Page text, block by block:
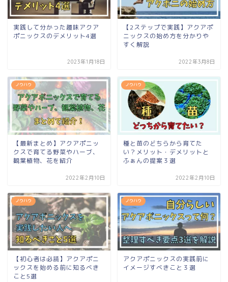
実践して分かった趣味アクア
ポニックスのデメリット4選
2023年1月18日
【2ステップで実践】アクアポ
ニックスの始め方を分かりや
すく解説
2022年3月8日
ノウハウ
【最新まとめ】アクアポニッ
クスで育てる野菜やハーブ、
観葉植物、花を紹介
2022年2月10日
ノウハウ
種と苗のどちらから育てた
い？メリット・デメリットと
ふぁんの提案３選
2022年2月10日
ノウハウ
【初心者は必読】アクアポニ
ックスを始める前に知るべき
こと5選
ノウハウ
アクアポニックスの実践前に
イメージすべきこと３選